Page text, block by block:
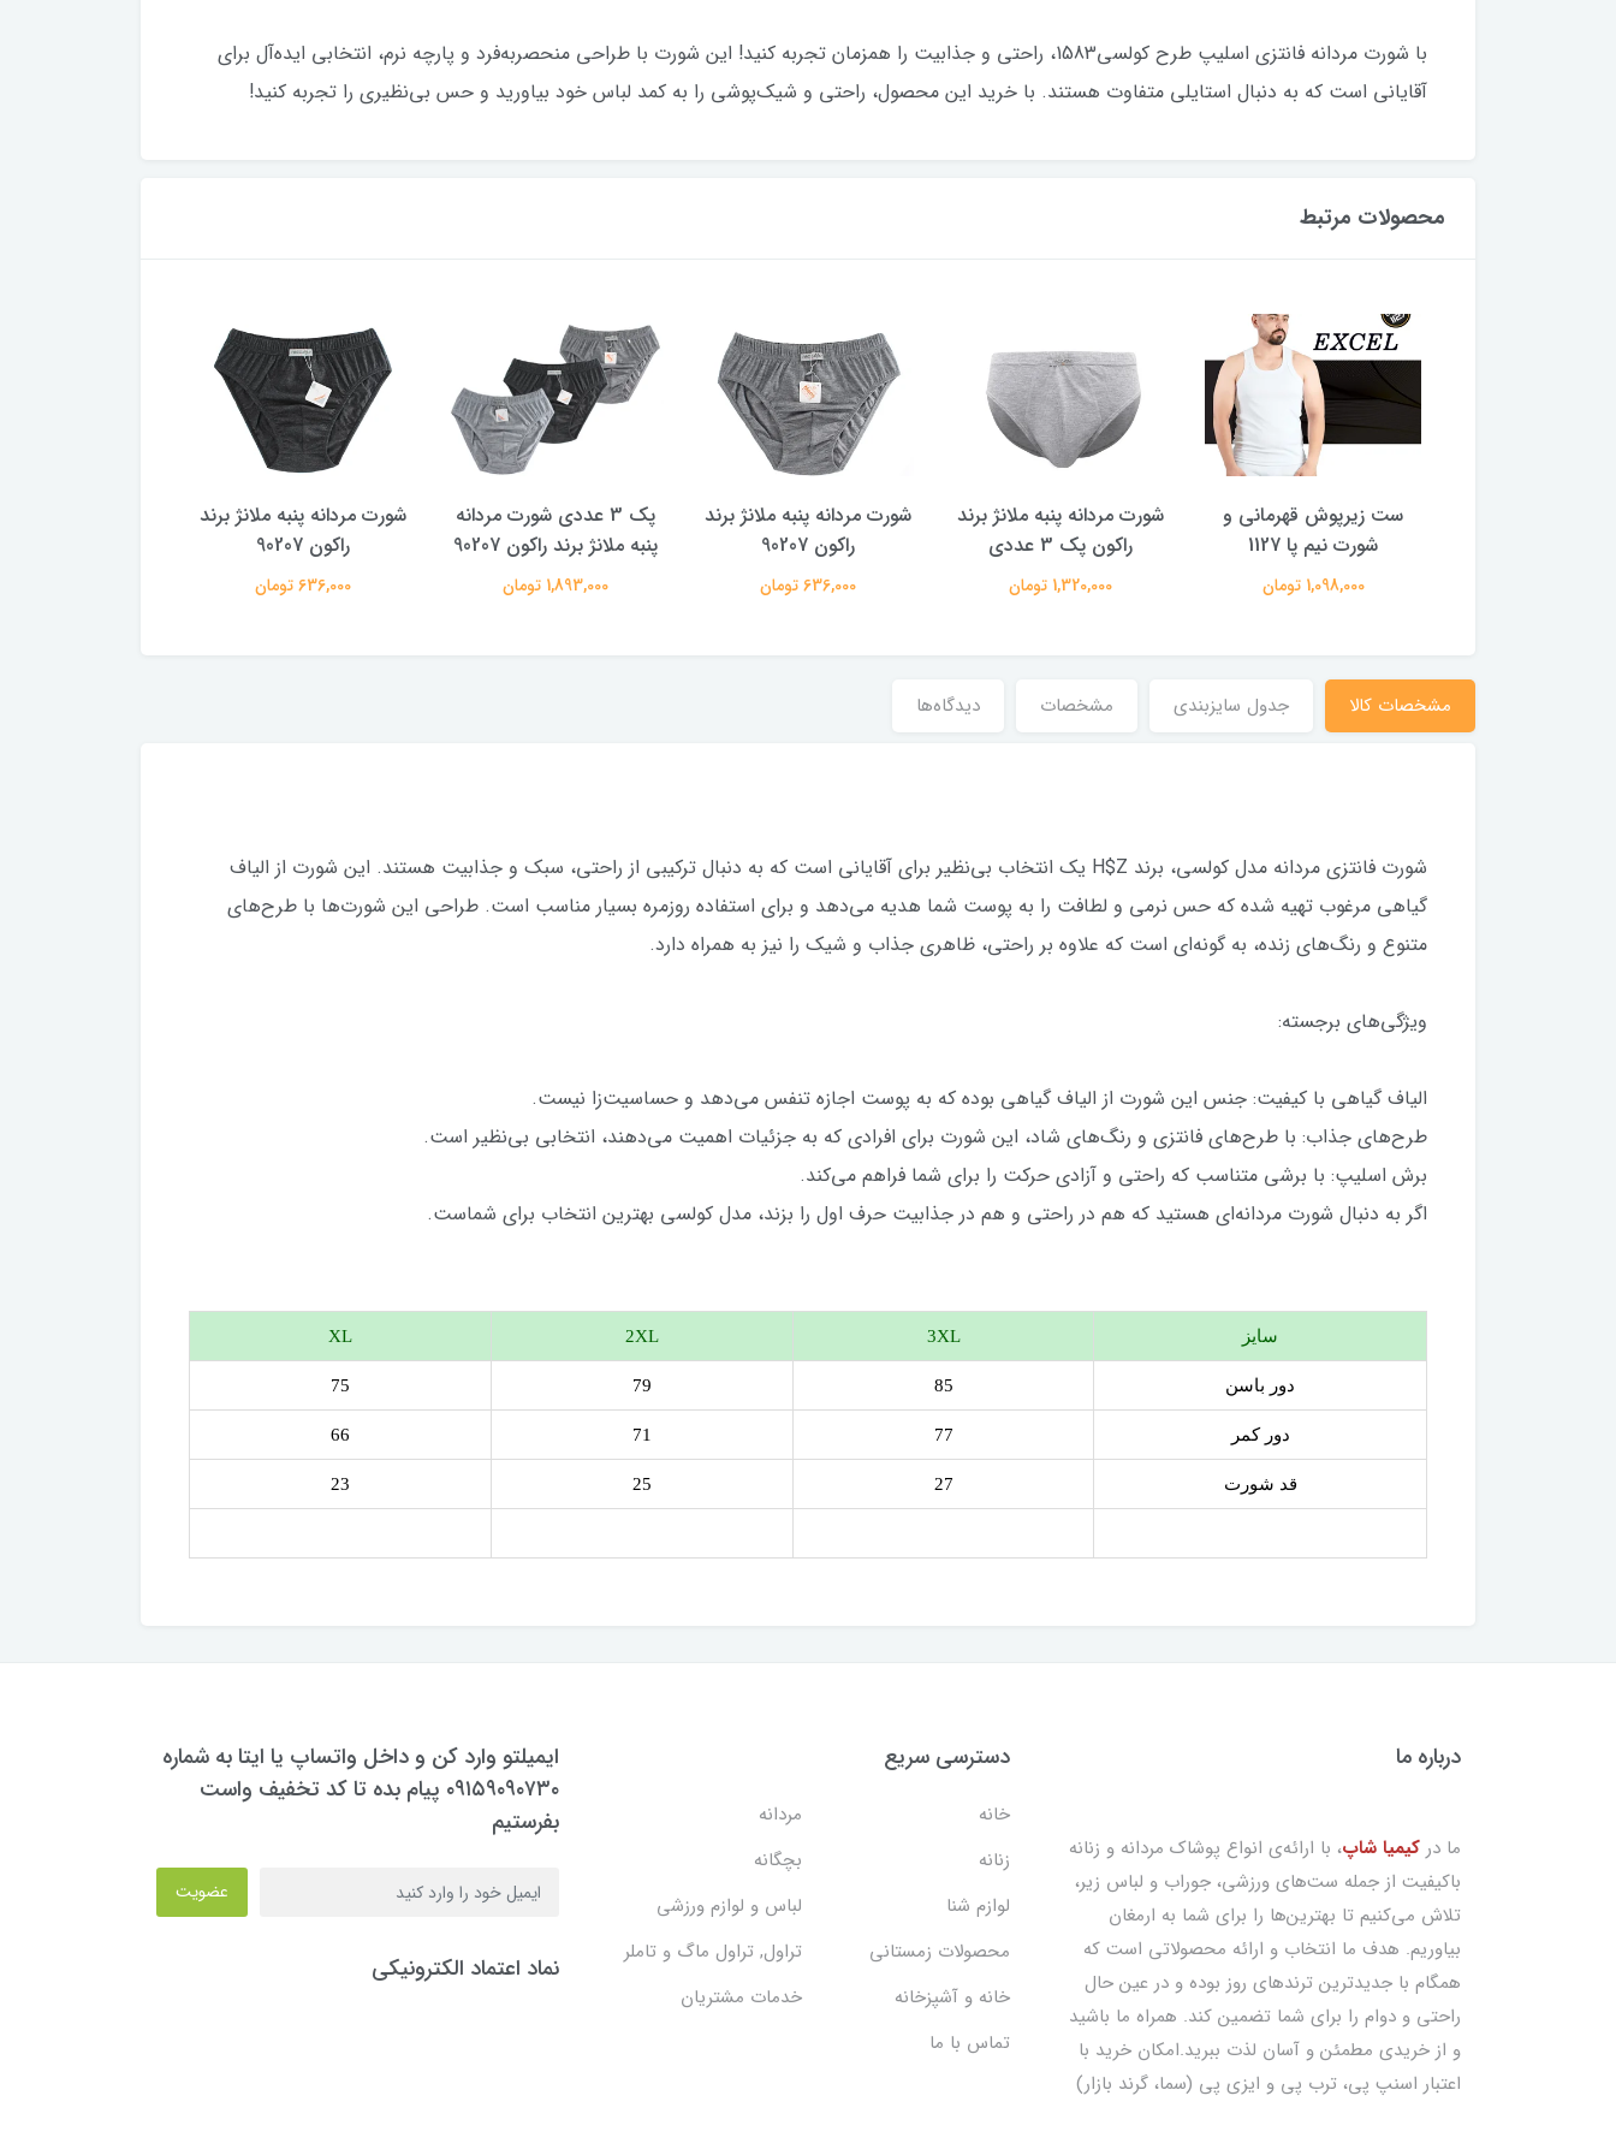
با شورت مردانه فانتزی اسلیپ طرح کولسی1583، راحتی و جذابیت را همزمان تجربه کنید! این شورت با طراحی منحصربه‌فرد و پارچه نرم، انتخابی ایده‌آل برای
آقایانی است که به دنبال استایلی متفاوت هستند. با خرید این محصول، راحتی و شیک‌پوشی را به کمد لباس خود بیاورید و حس بی‌نظیری را تجربه کنید!
محصولات مرتبط
ست زیرپوش قهرمانی و
شورت نیم پا 1127
1,098,000 تومان
شورت مردانه پنبه ملانژ برند
راکون پک 3 عددی
1,320,000 تومان
شورت مردانه پنبه ملانژ برند
راکون 90207
636,000 تومان
پک 3 عددی شورت مردانه
پنبه ملانژ برند راکون 90207
1,893,000 تومان
شورت مردانه پنبه ملانژ برند
راکون 90207
636,000 تومان
مشخصات کالا جدول سایزبندی مشخصات دیدگاه‌ها
شورت فانتزی مردانه مدل کولسی، برند H$Z یک انتخاب بی‌نظیر برای آقایانی است که به دنبال ترکیبی از راحتی، سبک و جذابیت هستند. این شورت از الیاف
گیاهی مرغوب تهیه شده که حس نرمی و لطافت را به پوست شما هدیه می‌دهد و برای استفاده روزمره بسیار مناسب است. طراحی این شورت‌ها با طرح‌های
متنوع و رنگ‌های زنده، به گونه‌ای است که علاوه بر راحتی، ظاهری جذاب و شیک را نیز به همراه دارد.
ویژگی‌های برجسته:
الیاف گیاهی با کیفیت: جنس این شورت از الیاف گیاهی بوده که به پوست اجازه تنفس می‌دهد و حساسیت‌زا نیست.
طرح‌های جذاب: با طرح‌های فانتزی و رنگ‌های شاد، این شورت برای افرادی که به جزئیات اهمیت می‌دهند، انتخابی بی‌نظیر است.
برش اسلیپ: با برشی متناسب که راحتی و آزادی حرکت را برای شما فراهم می‌کند.
اگر به دنبال شورت مردانه‌ای هستید که هم در راحتی و هم در جذابیت حرف اول را بزند، مدل کولسی بهترین انتخاب برای شماست.
سایز 3XL
2XL
XL
دور باسن 85
79
75
دور کمر 77
71
66
قد شورت 27
25
23
درباره ما
ما درکیمیا شاپ، با ارائه‌ی انواع پوشاک مردانه و زنانه
باکیفیت از جمله ست‌های ورزشی، جوراب و لباس زیر،
تلاش می‌کنیم تا بهترین‌ها را برای شما به ارمغان
بیاوریم. هدف ما انتخاب و ارائه محصولاتی است که
همگام با جدیدترین ترندهای روز بوده و در عین حال
راحتی و دوام را برای شما تضمین کند. همراه ما باشید
و از خریدی مطمئن و آسان لذت ببرید.امکان خرید با
اعتبار اسنپ پی، ترب پی و ایزی پی (سما، گرند بازار)
دسترسی سریع
خانه
مردانه
زنانه
بچگانه
لوازم شنا
لباس و لوازم ورزشی
محصولات زمستانی
تراول, تراول ماگ و تاملر
خانه و آشپزخانه
خدمات مشتریان
تماس با ما
ایمیلتو وارد کن و داخل واتساپ یا ایتا به شماره
۰۹۱۵۹۰۹۰۷۳۰ پیام بده تا کد تخفیف واست
بفرستیم
عضویت
نماد اعتماد الکترونیکی